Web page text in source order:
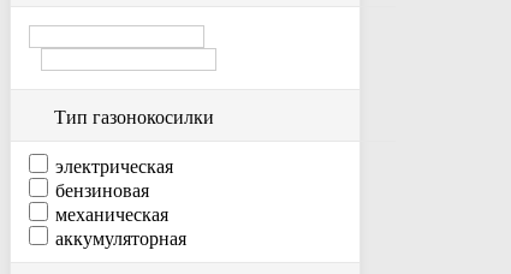
Тип газонокосилки
электрическая
бензиновая
механическая
аккумуляторная